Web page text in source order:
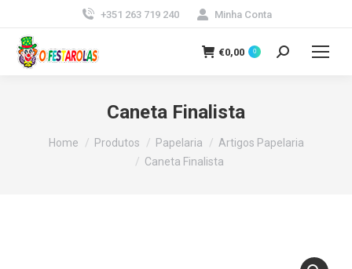
+351 263 719 240 Minha Conta
€0,00 0 Search:
Caneta Finalista
You are here:
Home Produtos Papelaria
Artigos Papelaria
Caneta Finalista